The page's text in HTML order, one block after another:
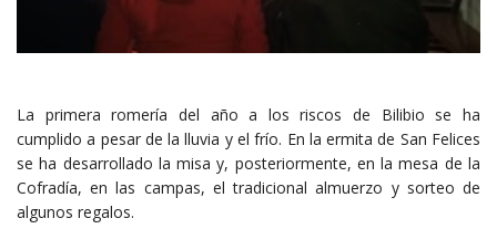
La primera romería del año a los riscos de Bilibio se ha
cumplido a pesar de la lluvia y el frío. En la ermita de San Felices
se ha desarrollado la misa y, posteriormente, en la mesa de la
Cofradía, en las campas, el tradicional almuerzo y sorteo de
algunos regalos.